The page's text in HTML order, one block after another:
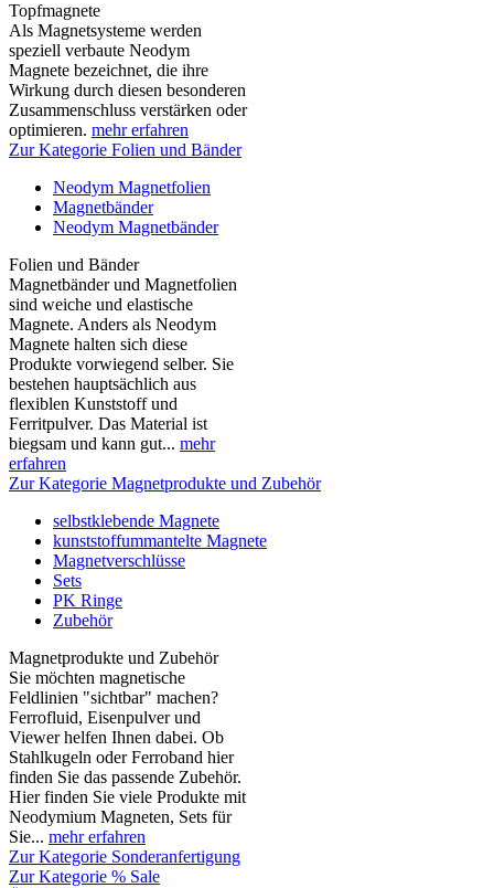
Topfmagnete
Als Magnetsysteme werden
speziell verbaute Neodym
Magnete bezeichnet, die ihre
Wirkung durch diesen besonderen
Zusammenschluss verstärken oder
optimieren. mehr erfahren
Zur Kategorie Folien und Bänder
Neodym Magnetfolien
Magnetbänder
Neodym Magnetbänder
Folien und Bänder
Magnetbänder und Magnetfolien
sind weiche und elastische
Magnete. Anders als Neodym
Magnete halten sich diese
Produkte vorwiegend selber. Sie
bestehen hauptsächlich aus
flexiblen Kunststoff und
Ferritpulver. Das Material ist
biegsam und kann gut... mehr
erfahren
Zur Kategorie Magnetprodukte und Zubehör
selbstklebende Magnete
kunststoffummantelte Magnete
Magnetverschlüsse
Sets
PK Ringe
Zubehör
Magnetprodukte und Zubehör
Sie möchten magnetische
Feldlinien "sichtbar" machen?
Ferrofluid, Eisenpulver und
Viewer helfen Ihnen dabei. Ob
Stahlkugeln oder Ferroband hier
finden Sie das passende Zubehör.
Hier finden Sie viele Produkte mit
Neodymium Magneten, Sets für
Sie... mehr erfahren
Zur Kategorie Sonderanfertigung
Zur Kategorie % Sale